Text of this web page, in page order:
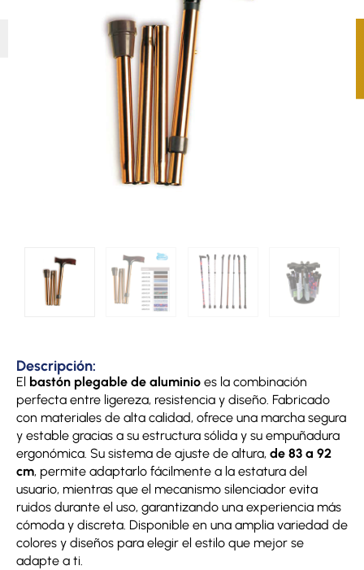
Descripción:
El bastón plegable de aluminio es la combinación
perfecta entre ligereza, resistencia y diseño. Fabricado
con materiales de alta calidad, ofrece una marcha segura
y estable gracias a su estructura sólida y su empuñadura
ergonómica. Su sistema de ajuste de altura, de 83 a 92
cm, permite adaptarlo fácilmente a la estatura del
usuario, mientras que el mecanismo silenciador evita
ruidos durante el uso, garantizando una experiencia más
cómoda y discreta. Disponible en una amplia variedad de
colores y diseños para elegir el estilo que mejor se
adapte a ti.